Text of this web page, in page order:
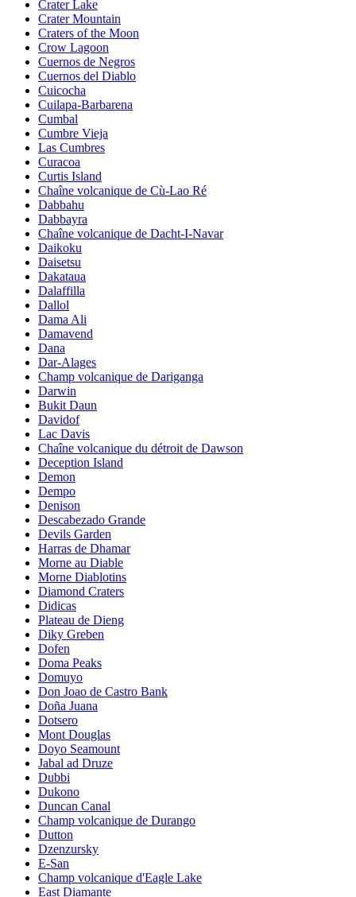
Crater Lake
Crater Mountain
Craters of the Moon
Crow Lagoon
Cuernos de Negros
Cuernos del Diablo
Cuicocha
Cuilapa-Barbarena
Cumbal
Cumbre Vieja
Las Cumbres
Curacoa
Curtis Island
Chaîne volcanique de Cù-Lao Ré
Dabbahu
Dabbayra
Chaîne volcanique de Dacht-I-Navar
Daikoku
Daisetsu
Dakataua
Dalaffilla
Dallol
Dama Ali
Damavend
Dana
Dar-Alages
Champ volcanique de Dariganga
Darwin
Bukit Daun
Davidof
Lac Davis
Chaîne volcanique du détroit de Dawson
Deception Island
Demon
Dempo
Denison
Descabezado Grande
Devils Garden
Harras de Dhamar
Morne au Diable
Morne Diablotins
Diamond Craters
Didicas
Plateau de Dieng
Diky Greben
Dofen
Doma Peaks
Domuyo
Don Joao de Castro Bank
Doña Juana
Dotsero
Mont Douglas
Doyo Seamount
Jabal ad Druze
Dubbi
Dukono
Duncan Canal
Champ volcanique de Durango
Dutton
Dzenzursky
E-San
Champ volcanique d'Eagle Lake
East Diamante